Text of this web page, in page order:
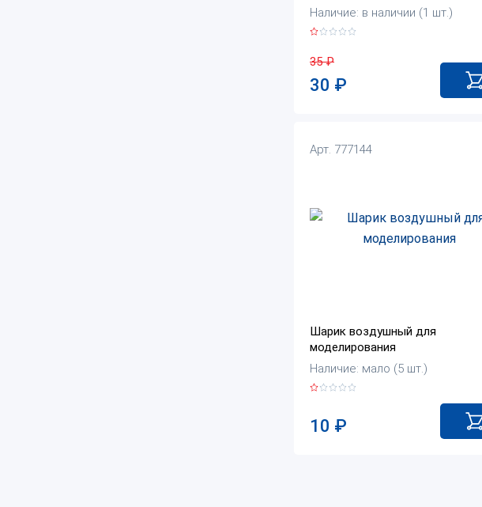
Наличие: в наличии (1 шт.)
35₽
30 ₽
Арт. 777144
Шарик воздушный для
моделирования
Наличие: мало (5 шт.)
10 ₽